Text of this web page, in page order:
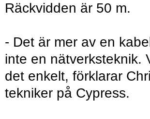
Räckvidden är 50 m.
- Det är mer av en
inte en nätverksteknik.
det enkelt, förklarar
tekniker på Cypress.